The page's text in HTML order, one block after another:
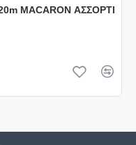
MACARON ΑΣΣΟΡΤΙ